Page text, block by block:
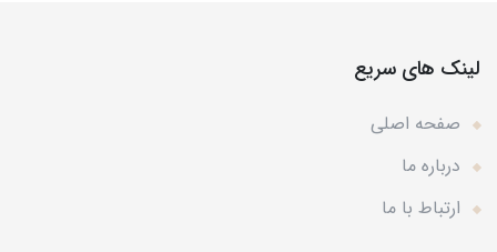
لینک های سریع
صفحه اصلی
درباره ما
ارتباط با ما